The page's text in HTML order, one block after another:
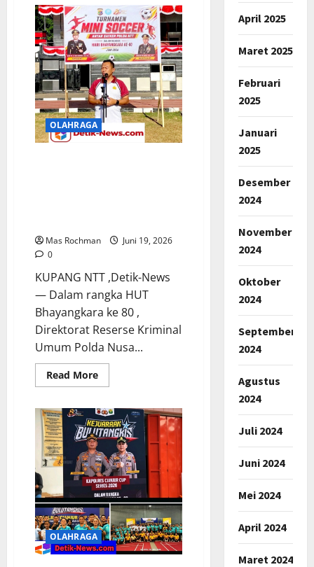
Bhayangkara
ke-
80,
Kapolres
Cianjur
Gelar
Turnamen
Voli
“Kapolres
Cup”
Berikan
Hadiah
Rp10
Juta
OLAHRAGA
Mas Rochman
Juni 19, 2026
0
KUPANG NTT ,Detik-News
— Dalam rangka HUT
Bhayangkara ke 80 ,
Direktorat Reserse Kriminal
Umum Polda Nusa...
Read MoreRead
more
Bhayangkara
Ke
-80,
Kombes
Sigit
Haryono
Resmi
Buka
Turnamen
Mini
Soccer
Antar
Satker
Ditreskrimum
Polda
OLAHRAGA
April 2025
Maret 2025
Februari
2025
Januari
2025
Desember
2024
November
2024
Oktober
2024
September
2024
Agustus
2024
Juli 2024
Juni 2024
Mei 2024
April 2024
Maret 2024